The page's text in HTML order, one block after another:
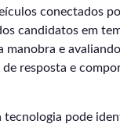
conectados
candidatos em
manobra e
de resposta e
tecnologia pode